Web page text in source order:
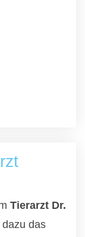
Tierarzt Dr.
das